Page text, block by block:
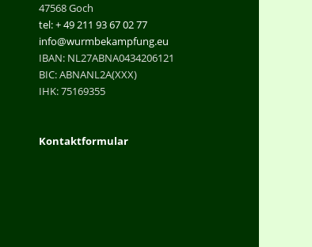
47568 Goch
tel: + 49 211 93 67 02 77
info@wurmbekampfung.eu
IBAN: NL27ABNA0434206121
BIC: ABNANL2A(XXX)
IHK: 75169355
Kontaktformular